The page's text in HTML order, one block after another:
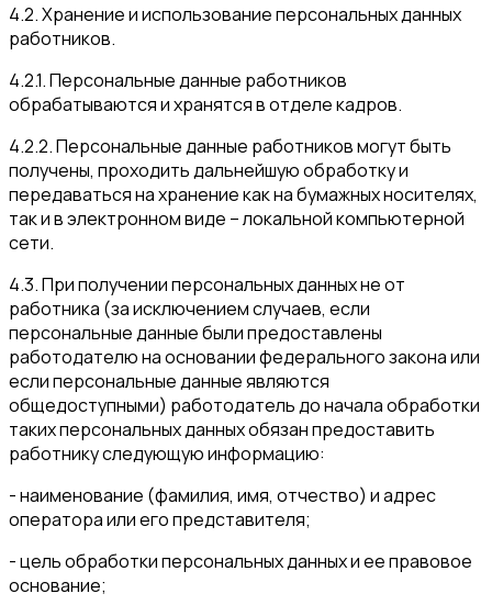
4.2. Хранение и использование персональных данных
работников.
4.2.1. Персональные данные работников
обрабатываются и хранятся в отделе кадров.
4.2.2. Персональные данные работников могут быть
получены, проходить дальнейшую обработку и
передаваться на хранение как на бумажных носителях,
так и в электронном виде – локальной компьютерной
сети.
4.3. При получении персональных данных не от
работника (за исключением случаев, если
персональные данные были предоставлены
работодателю на основании федерального закона или
если персональные данные являются
общедоступными) работодатель до начала обработки
таких персональных данных обязан предоставить
работнику следующую информацию:
- наименование (фамилия, имя, отчество) и адрес
оператора или его представителя;
- цель обработки персональных данных и ее правовое
основание;